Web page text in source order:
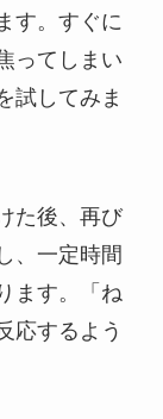
す。すぐに
ってしまい
試してみま
た後、再び
、一定時間
ます。「ね
応するよう